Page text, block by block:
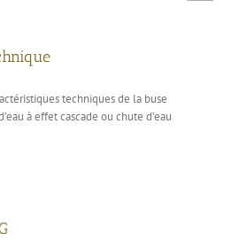
techniques de la buse
à effet cascade ou chute d’eau